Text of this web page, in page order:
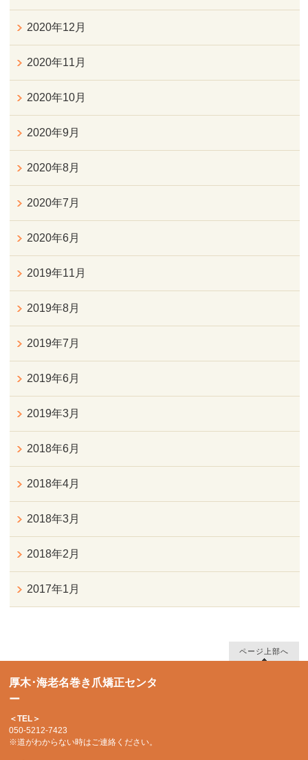
2020年12月
2020年11月
2020年10月
2020年9月
2020年8月
2020年7月
2020年6月
2019年11月
2019年8月
2019年7月
2019年6月
2019年3月
2018年6月
2018年4月
2018年3月
2018年2月
2017年1月
ページ上部へ
厚木･海老名巻き爪矯正センタ
ー
＜TEL＞
050-5212-7423
※道がわからない時はご連絡ください。